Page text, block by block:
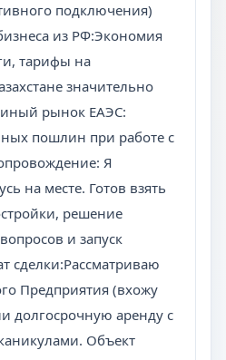
подключения)
из РФ:Экономия
тарифы на
значительно
рынок ЕАЭС:
пошлин при работе с
Я
на месте. Готов взять
решение
и запуск
сделки:Рассматриваю
Предприятия (вхожу
долгосрочную аренду с
Объект